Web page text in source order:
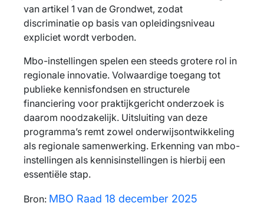
van artikel 1 van de Grondwet, zodat
discriminatie op basis van opleidingsniveau
expliciet wordt verboden.
Mbo-instellingen spelen een steeds grotere rol in
regionale innovatie. Volwaardige toegang tot
publieke kennisfondsen en structurele
financiering voor praktijkgericht onderzoek is
daarom noodzakelijk. Uitsluiting van deze
programma’s remt zowel onderwijsontwikkeling
als regionale samenwerking. Erkenning van mbo-
instellingen als kennisinstellingen is hierbij een
essentiële stap.
Bron: MBO Raad 18 december 2025